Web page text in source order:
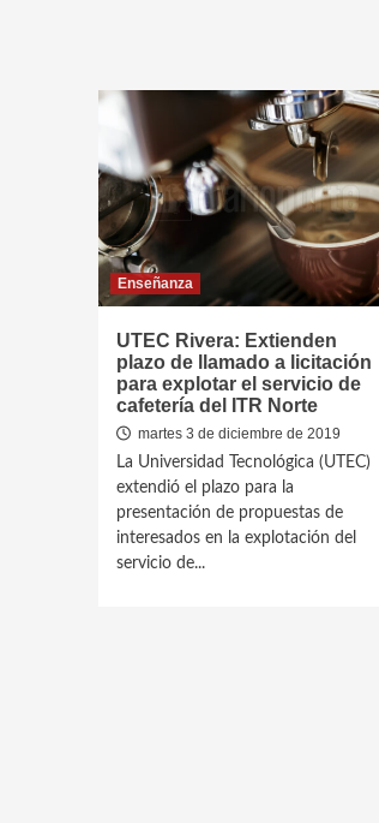
Enseñanza
UTEC Rivera: Extienden
plazo de llamado a licitación
para explotar el servicio de
cafetería del ITR Norte
martes 3 de diciembre de 2019
La Universidad Tecnológica (UTEC)
extendió el plazo para la
presentación de propuestas de
interesados en la explotación del
servicio de...